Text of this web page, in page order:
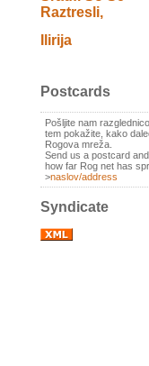
Raztresli,
Ilirija
Postcards
Pošljite nam
tem pokažite, kako
Rogova mreža.
Send us a postcard
how far Rog net has
>naslov/address
Syndicate